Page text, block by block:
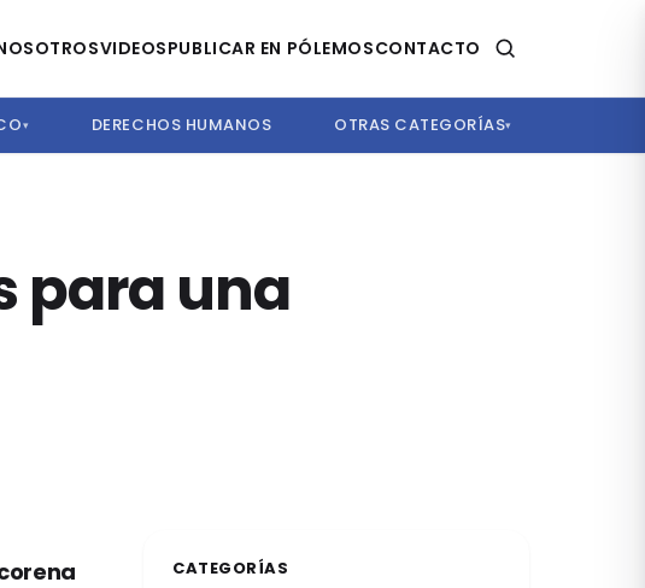
VIDEOSPUBLICAR EN PÓLEMOSCONTACTO
▾ DERECHOS HUMANOS OTRAS CATEGORÍAS▾
para una
CATEGORÍAS